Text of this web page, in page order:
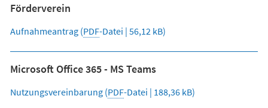
Förderverein
Aufnahmeantrag PDF-Datei 56,12 kB
Microsoft Office 365 - MS Teams
Nutzungsvereinbarung PDF-Datei 188,36 kB